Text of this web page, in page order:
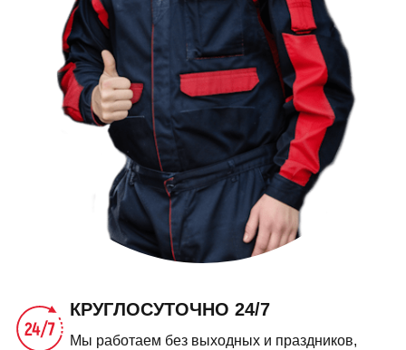
КРУГЛОСУТОЧНО 24/7
Мы работаем без выходных и праздников,